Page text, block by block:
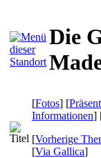
Die
[Fotos] [
Informationen]
[Vorherige
[Via Gallica]